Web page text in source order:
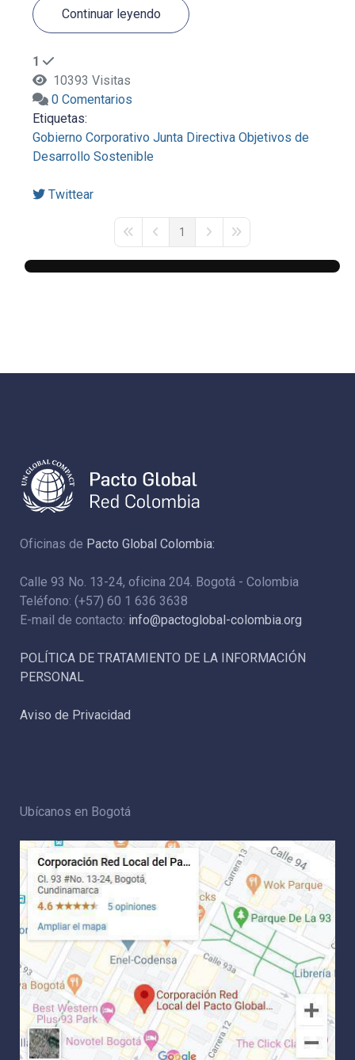
Continuar leyendo
1
10393 Visitas
0 Comentarios
Etiquetas:
Gobierno Corporativo Junta Directiva Objetivos de
Desarrollo Sostenible
Twittear
First PagePrevious Page
1
Next PageLast Page
Oficinas de Pacto Global Colombia:
Calle 93 No. 13-24, oficina 204. Bogotá - Colombia
Teléfono: (+57) 60 1 636 3638
E-mail de contacto: info@pactoglobal-colombia.org
POLÍTICA DE TRATAMIENTO DE LA INFORMACIÓN
PERSONAL
Aviso de Privacidad
Ubícanos en Bogotá